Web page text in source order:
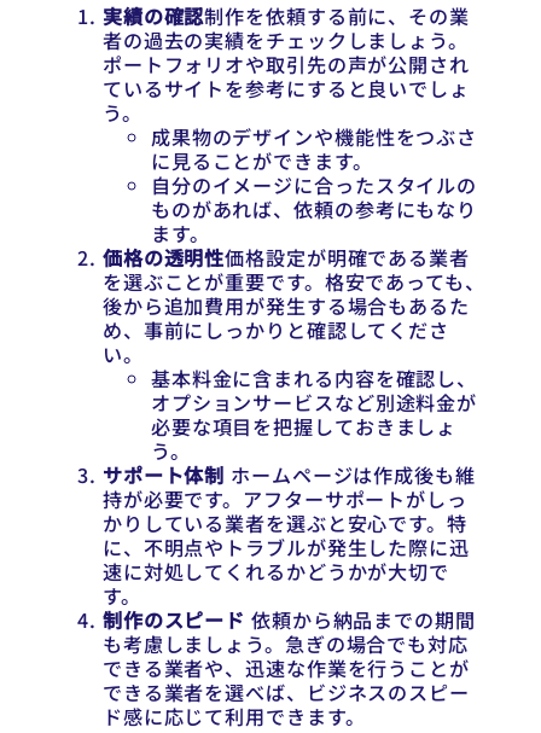
実績の確認制作を依頼する前に、その業
者の過去の実績をチェックしましょう。
ポートフォリオや取引先の声が公開され
ているサイトを参考にすると良いでしょ
う。
成果物のデザインや機能性をつぶさ
に見ることができます。
自分のイメージに合ったスタイルの
ものがあれば、依頼の参考にもなり
ます。
価格の透明性価格設定が明確である業者
を選ぶことが重要です。格安であっても、
後から追加費用が発生する場合もあるた
め、事前にしっかりと確認してくださ
い。
基本料金に含まれる内容を確認し、
オプションサービスなど別途料金が
必要な項目を把握しておきましょ
う。
サポート体制 ホームページは作成後も維
持が必要です。アフターサポートがしっ
かりしている業者を選ぶと安心です。特
に、不明点やトラブルが発生した際に迅
速に対処してくれるかどうかが大切で
す。
制作のスピード 依頼から納品までの期間
も考慮しましょう。急ぎの場合でも対応
できる業者や、迅速な作業を行うことが
できる業者を選べば、ビジネスのスピー
ド感に応じて利用できます。